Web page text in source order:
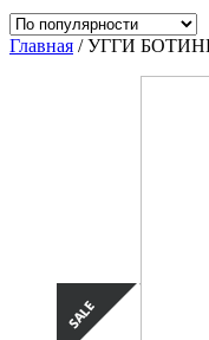
Главная / УГГИ